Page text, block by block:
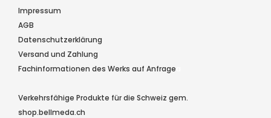
Impressum
AGB
Datenschutzerklärung
Versand und Zahlung
Fachinformationen des Werks auf Anfrage
Verkehrsfähige Produkte für die Schweiz gem.
shop.bellmeda.ch